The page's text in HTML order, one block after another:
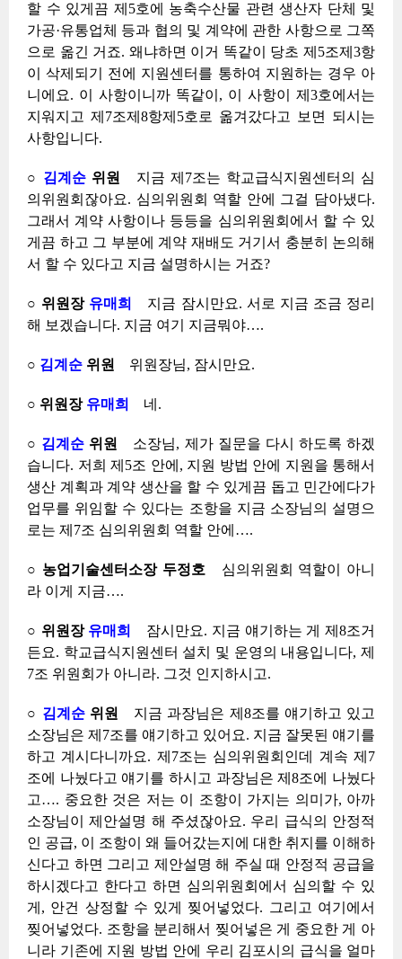
할 수 있게끔 제5호에 농축수산물 관련 생산자 단체 및
가공·유통업체 등과 협의 및 계약에 관한 사항으로 그쪽
으로 옮긴 거죠. 왜냐하면 이거 똑같이 당초 제5조제3항
이 삭제되기 전에 지원센터를 통하여 지원하는 경우 아
니에요. 이 사항이니까 똑같이, 이 사항이 제3호에서는
지워지고 제7조제8항제5호로 옮겨갔다고 보면 되시는
사항입니다.
○ 김계순 위원
지금 제7조는 학교급식지원센터의 심
의위원회잖아요. 심의위원회 역할 안에 그걸 담아냈다.
그래서 계약 사항이나 등등을 심의위원회에서 할 수 있
게끔 하고 그 부분에 계약 재배도 거기서 충분히 논의해
서 할 수 있다고 지금 설명하시는 거죠?
○ 위원장 유매희
지금 잠시만요. 서로 지금 조금 정리
해 보겠습니다. 지금 여기 지금뭐야….
○ 김계순 위원 위원장님, 잠시만요.
○ 위원장 유매희 네.
○ 김계순 위원
소장님, 제가 질문을 다시 하도록 하겠
습니다. 저희 제5조 안에, 지원 방법 안에 지원을 통해서
생산 계획과 계약 생산을 할 수 있게끔 돕고 민간에다가
업무를 위임할 수 있다는 조항을 지금 소장님의 설명으
로는 제7조 심의위원회 역할 안에….
○ 농업기술센터소장 두정호
심의위원회 역할이 아니
라 이게 지금….
○ 위원장 유매희
잠시만요. 지금 얘기하는 게 제8조거
든요. 학교급식지원센터 설치 및 운영의 내용입니다, 제
7조 위원회가 아니라. 그것 인지하시고.
○ 김계순위원
지금 과장님은 제8조를 얘기하고 있고
소장님은 제7조를 얘기하고 있어요. 지금 잘못된 얘기를
하고 계시다니까요. 제7조는 심의위원회인데 계속 제7
조에 나눴다고 얘기를 하시고 과장님은 제8조에 나눴다
고…. 중요한 것은 저는 이 조항이 가지는 의미가, 아까
소장님이 제안설명 해 주셨잖아요. 우리 급식의 안정적
인 공급, 이 조항이 왜 들어갔는지에 대한 취지를 이해하
신다고 하면 그리고 제안설명 해 주실 때 안정적 공급을
하시겠다고 한다고 하면 심의위원회에서 심의할 수 있
게, 안건 상정할 수 있게 찢어넣었다. 그리고 여기에서
찢어넣었다. 조항을 분리해서 찢어넣은 게 중요한 게 아
니라 기존에 지원 방법 안에 우리 김포시의 급식을 얼마